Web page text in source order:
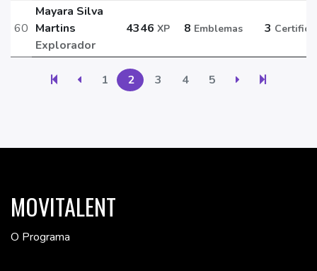
60
Mayara Silva
Martins
Explorador
4346 XP 8 Emblemas 3
1 2 3 4 5
MOVITALENT
O Programa